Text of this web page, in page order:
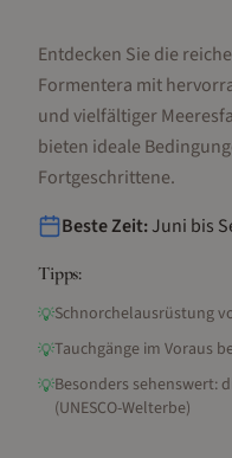
Entdecken Sie die
Formentera mit
und vielfältiger
bieten ideale
Fortgeschrittene.
Beste Zeit:Juni bis
Tipps:
💡Schnorchelausrüstung
💡Tauchgänge im Voraus
💡Besonders sehenswert:
(UNESCO-Welterbe)